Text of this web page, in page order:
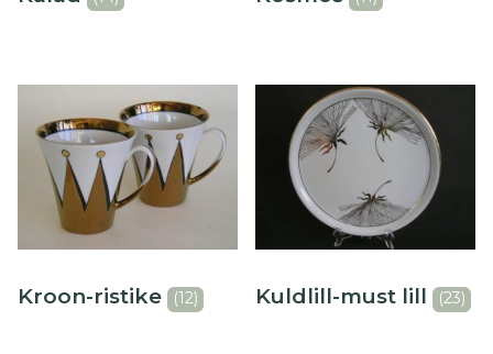
Kroon-ristike (12) Kuldlill-must lill (23)